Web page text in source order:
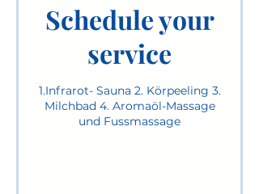
Schedule your
service
1.Infrarot- Sauna 2. Körpeeling 3.
Milchbad 4. Aromaöl-Massage
und Fussmassage